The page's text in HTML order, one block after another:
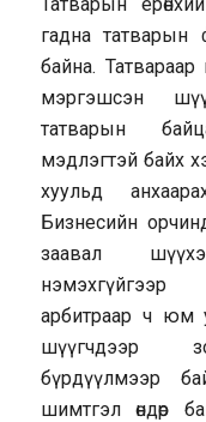
гадна татварын
байна.
мэргэшсэн
татварын
мэдлэгтэй байх
хуульд
Бизнесийн
заавал
арбитраар ч юм
шүүгчдээр
бүрдүүлмээр
шимтгэл өндөр